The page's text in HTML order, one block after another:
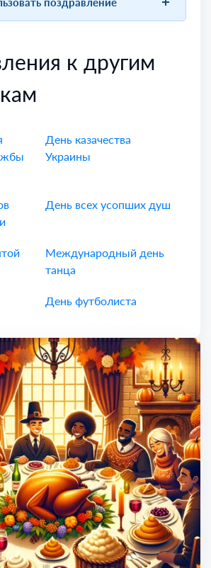
к другим
День казачества
Украины
День всех усопших душ
Международный день
танца
День футболиста